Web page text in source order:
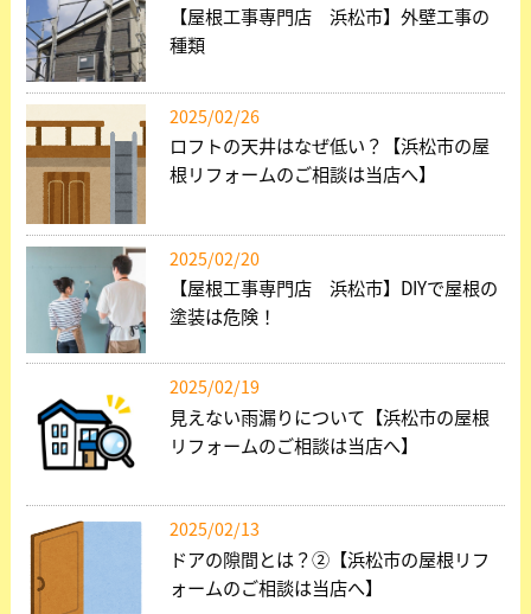
【屋根工事専門店 浜松市】外壁工事の
種類
2025/02/26
ロフトの天井はなぜ低い？【浜松市の屋
根リフォームのご相談は当店へ】
2025/02/20
【屋根工事専門店 浜松市】DIYで屋根の
塗装は危険！
2025/02/19
見えない雨漏りについて【浜松市の屋根
リフォームのご相談は当店へ】
2025/02/13
ドアの隙間とは？②【浜松市の屋根リフ
ォームのご相談は当店へ】